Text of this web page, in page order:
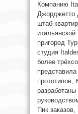
Компанию
Джорджетто
штаб-
пригород
студия
более
прототипов,
Пик